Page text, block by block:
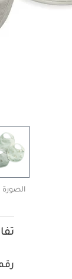
الصورة 1/1